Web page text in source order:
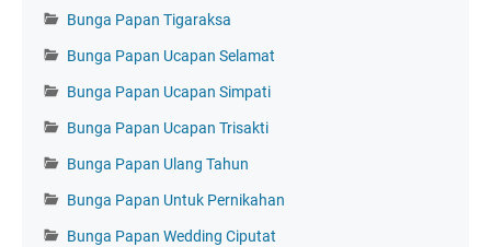
Bunga Papan Tigaraksa
Bunga Papan Ucapan Selamat
Bunga Papan Ucapan Simpati
Bunga Papan Ucapan Trisakti
Bunga Papan Ulang Tahun
Bunga Papan Untuk Pernikahan
Bunga Papan Wedding Ciputat